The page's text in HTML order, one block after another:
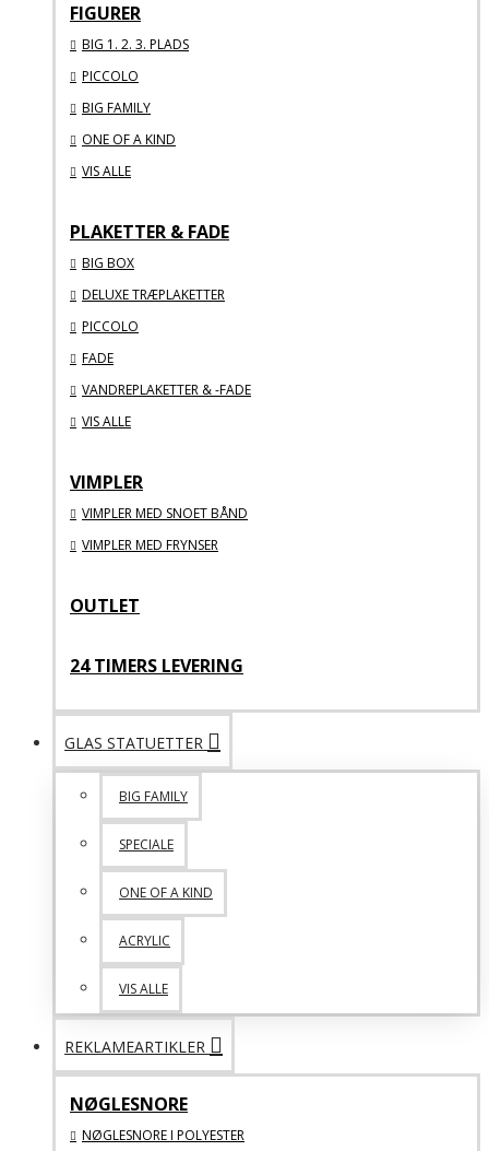
FIGURER
BIG 1. 2. 3. PLADS
PICCOLO
BIG FAMILY
ONE OF A KIND
VIS ALLE
PLAKETTER & FADE
BIG BOX
DELUXE TRÆPLAKETTER
PICCOLO
FADE
VANDREPLAKETTER & -FADE
VIS ALLE
VIMPLER
VIMPLER MED SNOET BÅND
VIMPLER MED FRYNSER
OUTLET
24 TIMERS LEVERING
GLAS STATUETTER
BIG FAMILY
SPECIALE
ONE OF A KIND
ACRYLIC
VIS ALLE
REKLAMEARTIKLER
NØGLESNORE
NØGLESNORE I POLYESTER